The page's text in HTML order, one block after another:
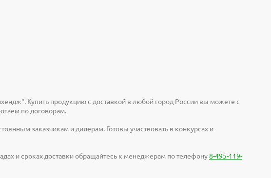
Купить продукцию с доставкой в любой город России вы можете с
по договорам.
заказчикам и дилерам. Готовы участвовать в конкурсах и
и сроках доставки обращайтесь к менеджерам по телефону8-495-119-